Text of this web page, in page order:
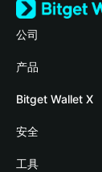
公司
关于 Bitget Wallet
博客
学院
加密资讯
产品
加密卡
稳定币理财
Payfi Crypto
Bitget Wallet X
开发者文档
接入钱包
安全
风险保障基金
工具